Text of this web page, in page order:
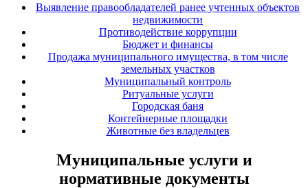
Выявление правообладателей ранее учтенных объектов
недвижимости
Противодействие коррупции
Бюджет и финансы
Продажа муниципального имущества, в том числе
земельных участков
Муниципальный контроль
Ритуальные услуги
Городская баня
Контейнерные площадки
Животные без владельцев
Муниципальные услуги и
нормативные документы